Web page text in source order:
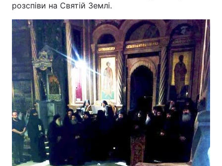
розспіви на Святій Землі.